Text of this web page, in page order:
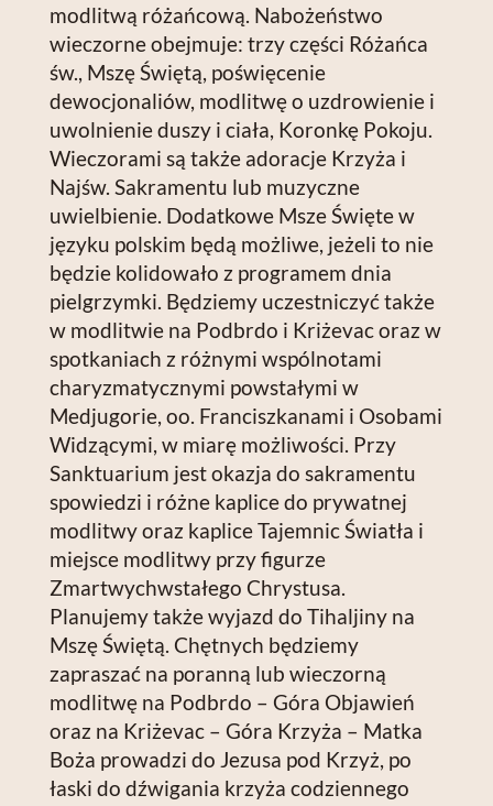
modlitwą różańcową. Nabożeństwo
wieczorne obejmuje: trzy części Różańca
św., Mszę Świętą, poświęcenie
dewocjonaliów, modlitwę o uzdrowienie i
uwolnienie duszy i ciała, Koronkę Pokoju.
Wieczorami są także adoracje Krzyża i
Najśw. Sakramentu lub muzyczne
uwielbienie. Dodatkowe Msze Święte w
języku polskim będą możliwe, jeżeli to nie
będzie kolidowało z programem dnia
pielgrzymki. Będziemy uczestniczyć także
w modlitwie na Podbrdo i Kriżevac oraz w
spotkaniach z różnymi wspólnotami
charyzmatycznymi powstałymi w
Medjugorie, oo. Franciszkanami i Osobami
Widzącymi, w miarę możliwości. Przy
Sanktuarium jest okazja do sakramentu
spowiedzi i różne kaplice do prywatnej
modlitwy oraz kaplice Tajemnic Światła i
miejsce modlitwy przy figurze
Zmartwychwstałego Chrystusa.
Planujemy także wyjazd do Tihaljiny na
Mszę Świętą. Chętnych będziemy
zapraszać na poranną lub wieczorną
modlitwę na Podbrdo – Góra Objawień
oraz na Kriżevac – Góra Krzyża – Matka
Boża prowadzi do Jezusa pod Krzyż, po
łaski do dźwigania krzyża codziennego